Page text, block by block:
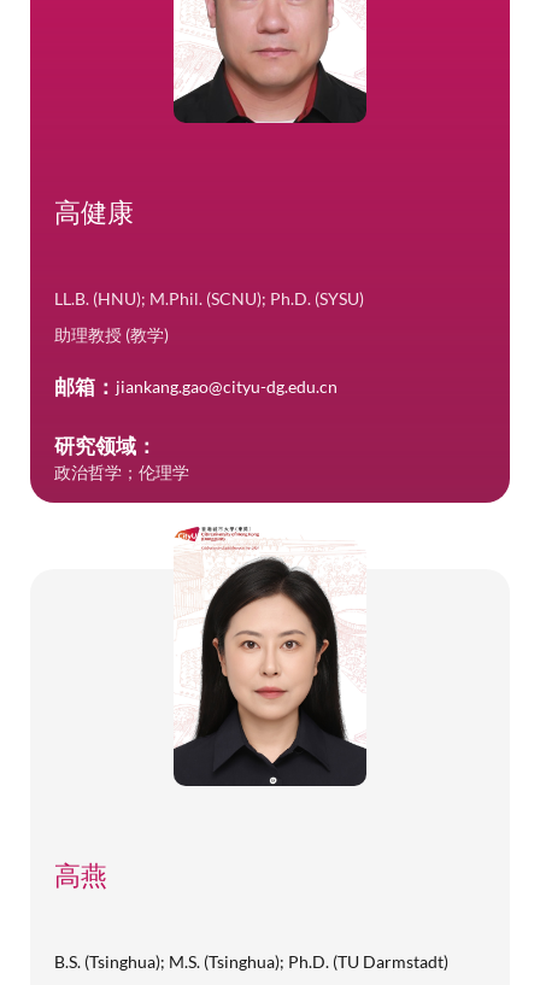
高健康
LL.B. (HNU); M.Phil. (SCNU); Ph.D. (SYSU)
助理教授 (教学)
邮箱： jiankang.gao@cityu-dg.edu.cn
研究领域：
政治哲学；伦理学
高燕
B.S. (Tsinghua); M.S. (Tsinghua); Ph.D. (TU Darmstadt)